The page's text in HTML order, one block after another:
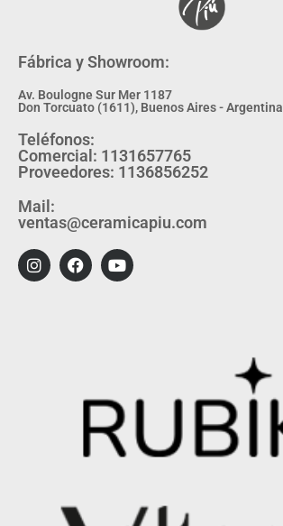
Fábrica y Showroom:
Av. Boulogne Sur Mer 1187
Don Torcuato (1611), Buenos Aires - Argentina
Teléfonos:
Comercial: 1131657765
Proveedores: 1136856252
Mail:
ventas@ceramicapiu.com